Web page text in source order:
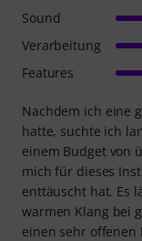
Nachdem ich eine
hatte, suchte ich
einem Budget von
mich für dieses
enttäuscht hat. Es
warmen Klang bei
einen sehr offenen
Sound
Verarbeitung
Features